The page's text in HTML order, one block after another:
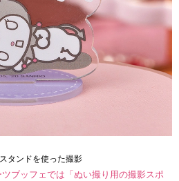
タンドを使った撮影
ブッフェでは「ぬい撮り用の撮影スポ